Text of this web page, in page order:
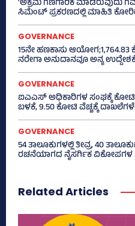
‘ಅಕ್ರಮ ಗಣಿಗಾರಿಕೆ ಮಾಡಿರುವುದು
ಸಿಮೆಂಟ್ ಪ್ರಕರಣದಲ್ಲಿ ಮಾಹಿತಿ
GOVERNANCE
15ನೇ ಹಣಕಾಸು
ನರೇಗಾ ಅನುದಾನವೂ ಅನ್ಯ
GOVERNANCE
ಐಎಎಸ್‌ ಅಧಿಕಾರಿಗಳ ಸಂಘಕ್ಕೆ
ಬಳಕೆ, 9.50 ಕೋಟಿ ವೆಚ್ಚಕ್ಕೆ
GOVERNANCE
54 ತಾಲೂಕುಗಳಲ್ಲಿ ತೀವ್ರ, 40
ರಚನೆಯಾಗದ ನೈಸರ್ಗಿಕ
Related Articles